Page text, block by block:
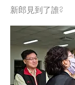
新郎見到了誰?